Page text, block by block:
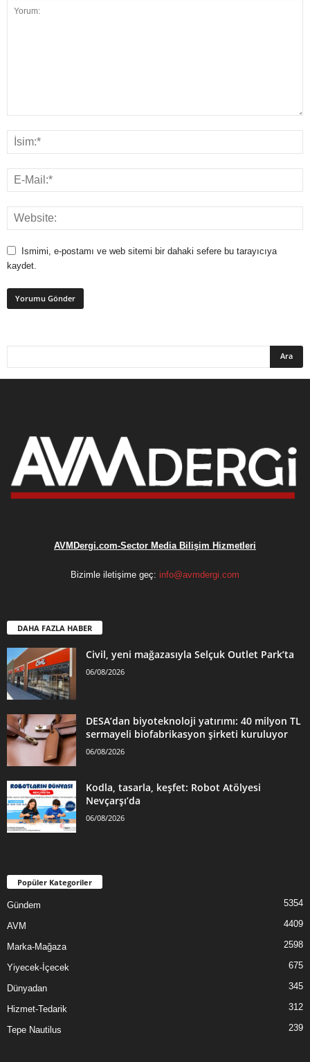
Ismimi, e-postamı ve web sitemi bir dahaki sefere bu tarayıcıya
kaydet.
AVMDergi.com-Sector Media Bilişim Hizmetleri
Bizimle iletişime geç: info@avmdergi.com
DAHA FAZLA HABER
Civil, yeni mağazasıyla Selçuk Outlet Park’ta
06/08/2026
DESA’dan biyoteknoloji yatırımı: 40 milyon TL
sermayeli biofabrikasyon şirketi kuruluyor
06/08/2026
Kodla, tasarla, keşfet: Robot Atölyesi
Nevçarşı’da
06/08/2026
Popüler Kategoriler
Gündem 5354
AVM 4409
Marka-Mağaza 2598
Yiyecek-İçecek 675
Dünyadan 345
Hizmet-Tedarik 312
Tepe Nautilus 239